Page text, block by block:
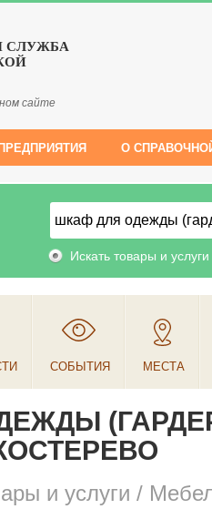
СЛУЖБА
сайте
ПРЕДПРИЯТИЯ О
Искать товары и услуги
СОБЫТИЯ МЕСТА
и услуги /